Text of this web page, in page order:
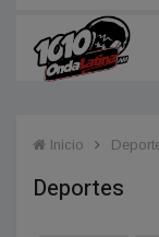
Inicio
Deportes